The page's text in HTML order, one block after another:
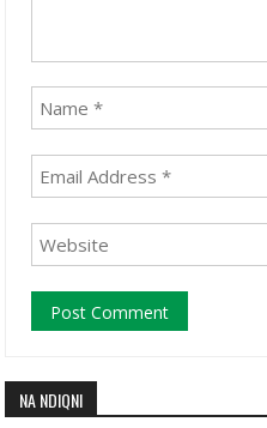
NA NDIQNI